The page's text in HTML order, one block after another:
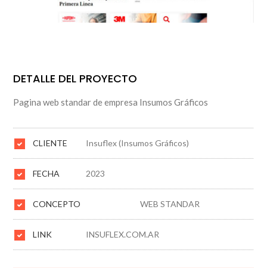
DETALLE DEL PROYECTO
Pagina web standar de empresa Insumos Gráficos
CLIENTE Insuflex (Insumos Gráficos)
FECHA 2023
CONCEPTO WEB STANDAR
LINK INSUFLEX.COM.AR